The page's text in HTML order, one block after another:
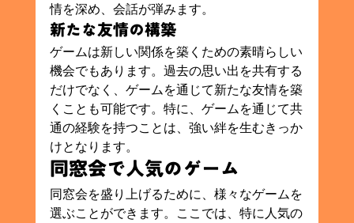
情を深め、会話が弾みます。
新たな友情の構築
ゲームは新しい関係を築くための素晴らしい
機会でもあります。過去の思い出を共有する
だけでなく、ゲームを通じて新たな友情を築
くことも可能です。特に、ゲームを通じて共
通の経験を持つことは、強い絆を生むきっか
けとなります。
同窓会で人気のゲーム
同窓会を盛り上げるために、様々なゲームを
選ぶことができます。ここでは、特に人気の